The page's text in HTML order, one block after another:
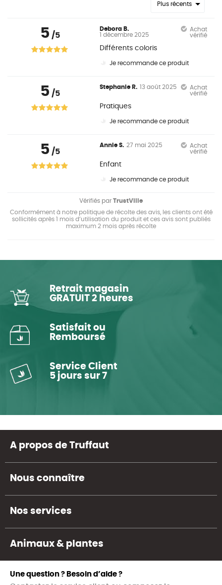
Plus récents
5 /5
Debora B.
1 décembre 2025
Achat
vérifié
Différents coloris
Je recommande ce produit
5 /5
Stephanie R. 13 août 2025
Achat
vérifié
Pratiques
Je recommande ce produit
5 /5
Annie S. 27 mai 2025
Achat
vérifié
Enfant
Je recommande ce produit
Vérifiés par TrustVille
Conformément à notre politique de récolte des avis, les clients ont été
sollicités après 1 mois d’utilisation du produit et ces avis sont publiés
maximum 2 mois après récolte
Retrait magasin
GRATUIT 2 heures
Satisfait ou
Remboursé
Service Client
5 jours sur 7
A propos de Truffaut
Nous connaître
Nos services
Animaux & plantes
Une question ? Besoin d’aide ?